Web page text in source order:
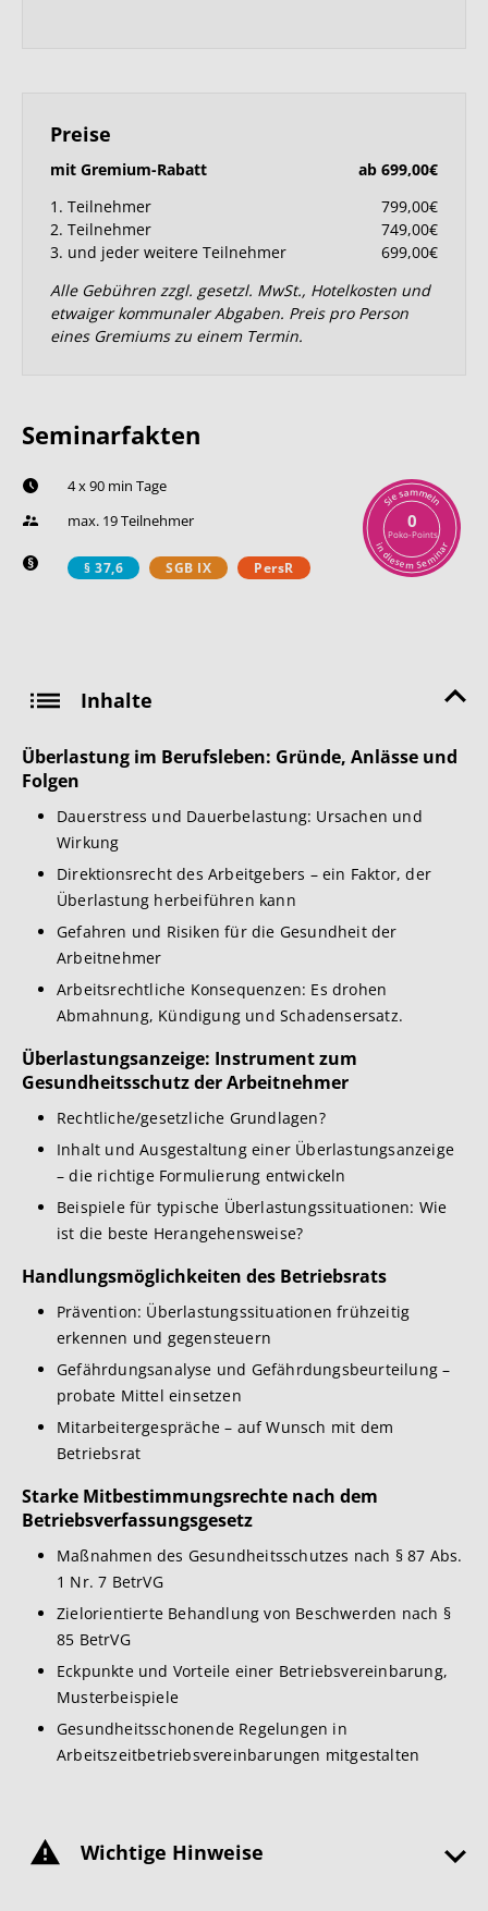
Inhalte
Überlastung im Berufsleben: Gründe, Anlässe und
Folgen
Dauerstress und Dauerbelastung: Ursachen und
Wirkung
Direktionsrecht des Arbeitgebers – ein Faktor, der
Überlastung herbeiführen kann
Gefahren und Risiken für die Gesundheit der
Arbeitnehmer
Arbeitsrechtliche Konsequenzen: Es drohen
Abmahnung, Kündigung und Schadensersatz.
Überlastungsanzeige: Instrument zum
Gesundheitsschutz der Arbeitnehmer
Rechtliche/gesetzliche Grundlagen?
Inhalt und Ausgestaltung einer Überlastungsanzeige
– die richtige Formulierung entwickeln
Beispiele für typische Überlastungssituationen: Wie
ist die beste Herangehensweise?
Handlungsmöglichkeiten des Betriebsrats
Prävention: Überlastungssituationen frühzeitig
erkennen und gegensteuern
Gefährdungsanalyse und Gefährdungsbeurteilung –
probate Mittel einsetzen
Mitarbeitergespräche – auf Wunsch mit dem
Betriebsrat
Starke Mitbestimmungsrechte nach dem
Betriebsverfassungsgesetz
Maßnahmen des Gesundheitsschutzes nach § 87 Abs.
1 Nr. 7 BetrVG
Zielorientierte Behandlung von Beschwerden nach §
85 BetrVG
Eckpunkte und Vorteile einer Betriebsvereinbarung,
Musterbeispiele
Gesundheitsschonende Regelungen in
Arbeitszeitbetriebsvereinbarungen mitgestalten
Wichtige Hinweise
Preise
mit Gremium-Rabatt
ab 699,00€
1. Teilnehmer
799,00€
2. Teilnehmer
749,00€
3. und jeder weitere Teilnehmer
699,00€
Alle Gebühren zzgl. gesetzl. MwSt., Hotelkosten und
etwaiger kommunaler Abgaben. Preis pro Person
eines Gremiums zu einem Termin.
Seminarfakten
4 x 90 min Tage
max. 19 Teilnehmer
§ 37,6 SGB IX PersR
i
n
d
iesemSemi
n
a
r
S
iesammel
n
0
Poko-Points